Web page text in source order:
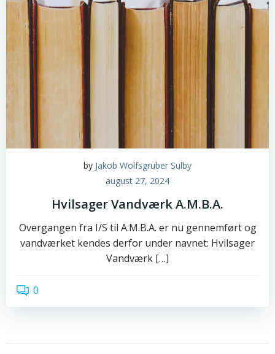
by Jakob Wolfsgruber Sulby
august 27, 2024
Hvilsager Vandværk A.M.B.A.
Overgangen fra I/S til A.M.B.A. er nu gennemført og
vandværket kendes derfor under navnet: Hvilsager
Vandværk […]
0